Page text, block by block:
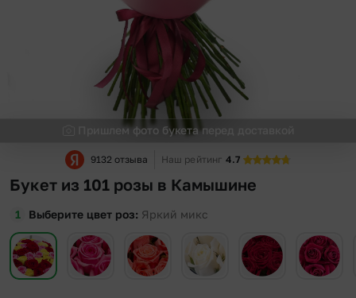
Пришлем фото букета перед доставкой
9132 отзыва Наш рейтинг 4.7
Букет из 101 розы в Камышине
Выберите цвет роз Яркий микс